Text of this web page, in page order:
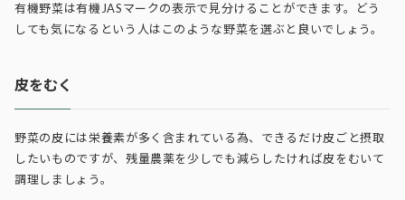
有機野菜は有機JASマークの表示で見分けることができます。どう
しても気になるという人はこのような野菜を選ぶと良いでしょう。
皮をむく
野菜の皮には栄養素が多く含まれている為、できるだけ皮ごと摂取
したいものですが、残量農薬を少しでも減らしたければ皮をむいて
調理しましょう。